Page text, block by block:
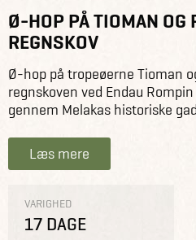
Ø-HOP PÅ TIOMAN OG
REGNSKOV
Ø-hop på tropeøerne Tioman
regnskoven ved Endau
gennem Melakas historiske
Læs mere
VARIGHED
17 DAGE